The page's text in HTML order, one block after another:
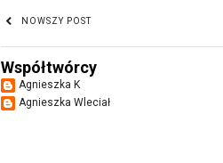
NOWSZY POST
Współtwórcy
Agnieszka K
Agnieszka Wleciał